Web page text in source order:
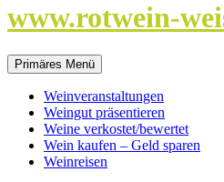
www.rotwein-
Primäres Menü
Weinveranstaltungen
Weingut präsentieren
Weine verkostet/bewertet
Wein kaufen – Geld sparen
Weinreisen